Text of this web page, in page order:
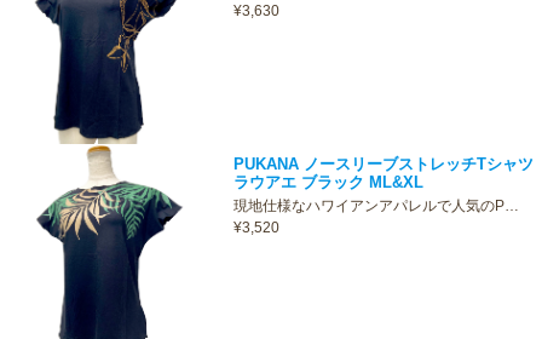
¥3,630
PUKANA ノースリーブストレッチTシャツ
ラウアエ ブラック ML&XL
現地仕様なハワイアンアパレルで人気のP…
¥3,520